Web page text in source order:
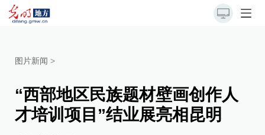
图片新闻 >
“西部地区民族题材壁画创作人
才培训项目”结业展亮相昆明